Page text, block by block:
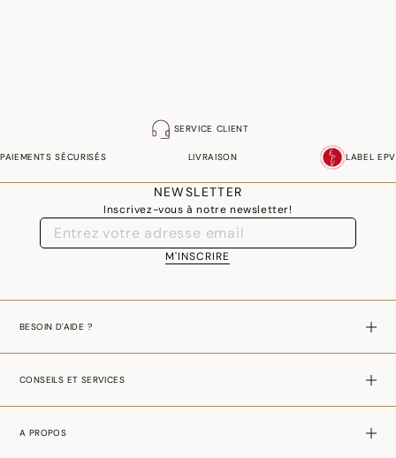
SERVICE CLIENT
PAIEMENTS SÉCURISÉS LIVRAISON LABEL EPV
NEWSLETTER
Inscrivez-vous à notre newsletter!
M'INSCRIRE
BESOIN D'AIDE ?
CONSEILS ET SERVICES
A PROPOS